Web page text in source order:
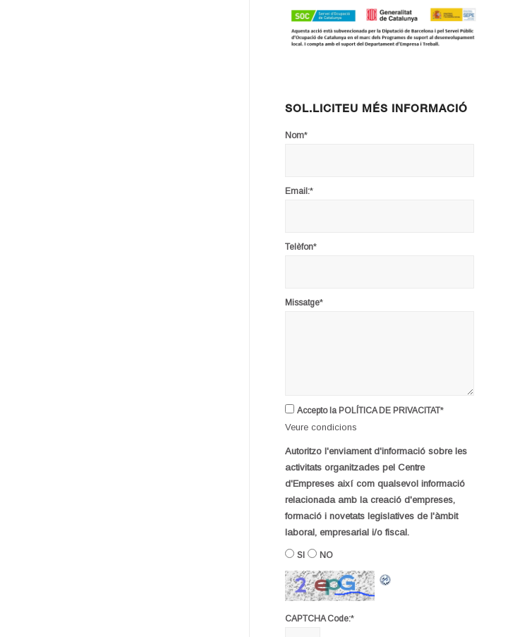
SOL.LICITEU MÉS INFORMACIÓ
Nom*
Email:*
Telèfon*
Missatge*
Accepto la POLÍTICA DE PRIVACITAT*
Veure condicions
Autoritzo l'enviament d'informació sobre les
activitats organitzades pel Centre
d'Empreses així com qualsevol informació
relacionada amb la creació d'empreses,
formació i novetats legislatives de l'àmbit
laboral, empresarial i/o fiscal.
SI NO
CAPTCHA Code:*